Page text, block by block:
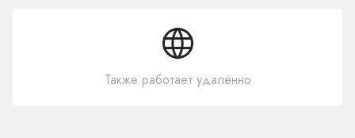
Также работает удалённо